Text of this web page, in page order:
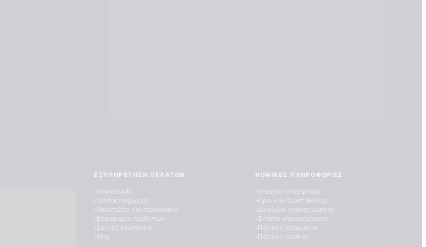
ΕΞΥΠΗΡΈΤΗΣΗ ΠΕΛΑΤΏΝ
Επικοινωνία
Τρόποι πληρωμής
Αποστολές και παραδόσεις
Επιστροφές προϊόντων
Συχνές ερωτήσεις
Blog
ΝΟΜΙΚΈΣ ΠΛΗΡΟΦΟΡΊΕΣ
Στοιχεία επιχείρησης
Όροι και Προϋποθέσεις
Δικαίωμα υπαναχώρησης
Έντυπο υπαναχώρησης
Πολιτική απορρήτου
Πολιτική Cookies